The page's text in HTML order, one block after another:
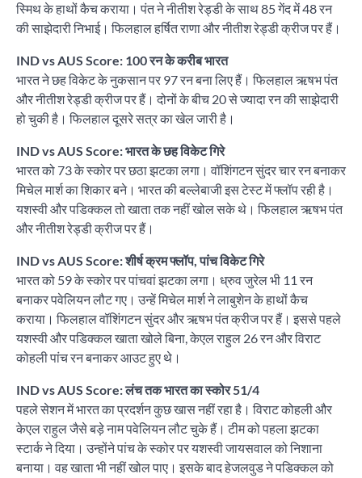
स्मिथ के हाथों कैच कराया। पंत ने नीतीश रेड्डी के साथ 85 गेंद में 48 रन
की साझेदारी निभाई। फिलहाल हर्षित राणा और नीतीश रेड्डी क्रीज पर हैं।
IND vs AUS Score: 100 रन के करीब भारत
भारत ने छह विकेट के नुकसान पर 97 रन बना लिए हैं। फिलहाल ऋषभ पंत
और नीतीश रेड्डी क्रीज पर हैं। दोनों के बीच 20 से ज्यादा रन की साझेदारी
हो चुकी है। फिलहाल दूसरे सत्र का खेल जारी है।
IND vs AUS Score: भारत के छह विकेट गिरे
भारत को 73 के स्कोर पर छठा झटका लगा। वॉशिंगटन सुंदर चार रन बनाकर
मिचेल मार्श का शिकार बने। भारत की बल्लेबाजी इस टेस्ट में फ्लॉप रही है।
यशस्वी और पडिक्कल तो खाता तक नहीं खोल सके थे। फिलहाल ऋषभ पंत
और नीतीश रेड्डी क्रीज पर हैं।
IND vs AUS Score: शीर्ष क्रम फ्लॉप, पांच विकेट गिरे
भारत को 59 के स्कोर पर पांचवां झटका लगा। ध्रुव जुरेल भी 11 रन
बनाकर पवेलियन लौट गए। उन्हें मिचेल मार्श ने लाबुशेन के हाथों कैच
कराया। फिलहाल वॉशिंगटन सुंदर और ऋषभ पंत क्रीज पर हैं। इससे पहले
यशस्वी और पडिक्कल खाता खोले बिना, केएल राहुल 26 रन और विराट
कोहली पांच रन बनाकर आउट हुए थे।
IND vs AUS Score: लंच तक भारत का स्कोर 51/4
पहले सेशन में भारत का प्रदर्शन कुछ खास नहीं रहा है। विराट कोहली और
केएल राहुल जैसे बड़े नाम पवेलियन लौट चुके हैं। टीम को पहला झटका
स्टार्क ने दिया। उन्होंने पांच के स्कोर पर यशस्वी जायसवाल को निशाना
बनाया। वह खाता भी नहीं खोल पाए। इसके बाद हेजलवुड ने पडिक्कल को